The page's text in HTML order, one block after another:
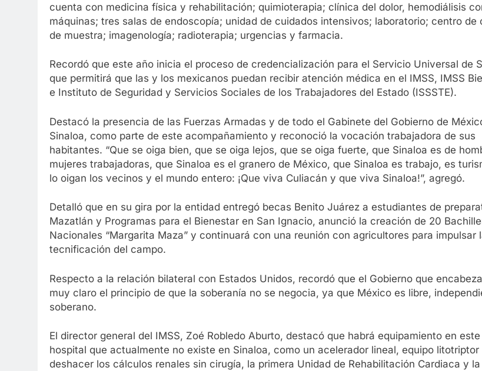
cuenta con medicina física y rehabilitación; quimioterapia; clínica del dolor, hemodiálisis
máquinas; tres salas de endoscopía; unidad de cuidados intensivos; laboratorio; centro de
de muestra; imagenología; radioterapia; urgencias y farmacia.
Recordó que este año inicia el proceso de credencialización para el Servicio Universal de
que permitirá que las y los mexicanos puedan recibir atención médica en el IMSS, IMSS
e Instituto de Seguridad y Servicios Sociales de los Trabajadores del Estado (ISSSTE).
Destacó la presencia de las Fuerzas Armadas y de todo el Gabinete del Gobierno de
Sinaloa, como parte de este acompañamiento y reconoció la vocación trabajadora de sus
habitantes. “Que se oiga bien, que se oiga lejos, que se oiga fuerte, que Sinaloa es de
mujeres trabajadoras, que Sinaloa es el granero de México, que Sinaloa es trabajo, es
lo oigan los vecinos y el mundo entero: ¡Que viva Culiacán y que viva Sinaloa!”, agregó.
Detalló que en su gira por la entidad entregó becas Benito Juárez a estudiantes de
Mazatlán y Programas para el Bienestar en San Ignacio, anunció la creación de 20
Nacionales “Margarita Maza” y continuará con una reunión con agricultores para impulsar
tecnificación del campo.
Respecto a la relación bilateral con Estados Unidos, recordó que el Gobierno que
muy claro el principio de que la soberanía no se negocia, ya que México es libre,
soberano.
El director general del IMSS, Zoé Robledo Aburto, destacó que habrá equipamiento en este
hospital que actualmente no existe en Sinaloa, como un acelerador lineal, equipo litotriptor
deshacer los cálculos renales sin cirugía, la primera Unidad de Rehabilitación Cardiaca y